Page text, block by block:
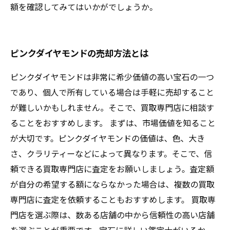
額を確認してみてはいかがでしょうか。
ピンクダイヤモンドの売却方法とは
ピンクダイヤモンドは非常に希少価値の高い宝石の一つ
であり、個人で所有している場合は手軽に売却すること
が難しいかもしれません。そこで、買取専門店に相談す
ることをおすすめします。 まずは、市場価値を知ること
が大切です。ピンクダイヤモンドの価値は、色、大き
さ、クラリティーなどによって異なります。そこで、信
頼できる買取専門店に査定をお願いしましょう。査定額
が自分の希望する額にならなかった場合は、複数の買取
専門店に査定を依頼することもおすすめします。 買取専
門店を選ぶ際は、数ある店舗の中から信頼性の高い店舗